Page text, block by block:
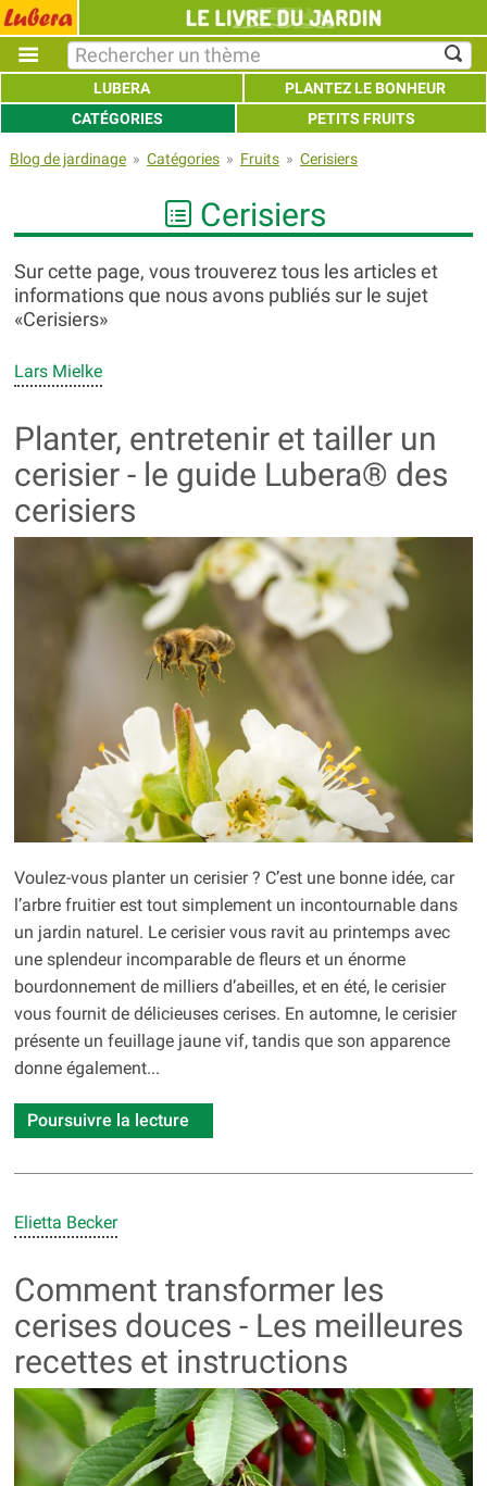
LUBERA
PLANTEZ LE BONHEUR
CATÉGORIES
PETITS FRUITS
Blog de jardinage» Catégories» Fruits» Cerisiers
Cerisiers
Sur cette page, vous trouverez tous les articles et
informations que nous avons publiés sur le sujet
«Cerisiers»
Lars Mielke
Planter, entretenir et tailler un
cerisier - le guide Lubera® des
cerisiers
Voulez-vous planter un cerisier ? C’est une bonne idée, car
l’arbre fruitier est tout simplement un incontournable dans
un jardin naturel. Le cerisier vous ravit au printemps avec
une splendeur incomparable de fleurs et un énorme
bourdonnement de milliers d’abeilles, et en été, le cerisier
vous fournit de délicieuses cerises. En automne, le cerisier
présente un feuillage jaune vif, tandis que son apparence
donne également...
Poursuivre la lecture
Elietta Becker
Comment transformer les
cerises douces - Les meilleures
recettes et instructions